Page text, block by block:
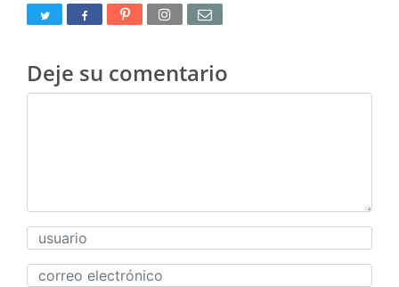
Deje su comentario